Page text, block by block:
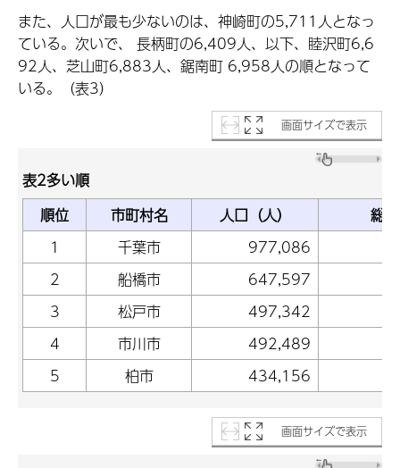
また、人口が最も少ないのは、神崎町の5,711人となっ
ている。次いで、 長柄町の6,409人、以下、睦沢町6,6
92人、芝山町6,883人、鋸南町 6,958人の順となって
いる。（表3）
画面サイズで表示
順位 市町村名 人口（人） 総
表2多い順
1 千葉市
977,086
2
船橋市
647,597
3
松戸市
497,342
4
市川市
492,489
5
柏市 434,156
画面サイズで表示